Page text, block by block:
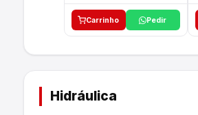
Carrinho Pedir
Hidráulica